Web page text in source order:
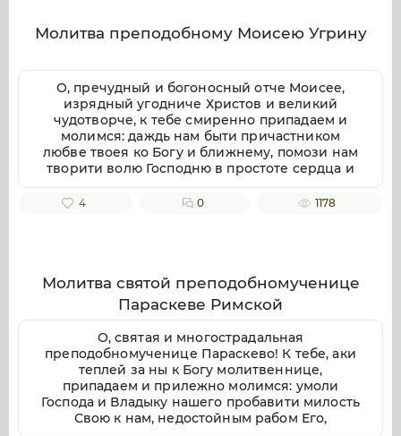
Молитва преподобному Моисею Угрину
О, пречудный и богоносный отче Моисее,
изрядный угодниче Христов и великий
чудотворче, к тебе смиренно припадаем и
молимся: даждь нам быти причастником
любве твоея ко Богу и ближнему, помози нам
творити волю Господню в простоте сердца и
смирении, заповеди Господни совершати
непогрешительно, призри благоутробно на
заступления и достойную песнь тебе
приносящих, тебе ублажаем, отче Моисее, тя
воспеваем, чистоты светильниче,
прославляюще милостиваго Бога, во Святей
Безначальней Троице славимаго Отца и Сына
и Святаго Духа, ныне и присно и во веки
веков. Аминь.
4 0 1178
Молитва святой преподобномученице
Параскеве Римской
О, святая и многострадальная
преподобномученице Параскево! К тебе, аки
теплей за ны к Богу молитвеннице,
припадаем и прилежно молимся: умоли
Господа и Владыку нашего пробавити милость
Свою к нам, недостойным рабом Его,